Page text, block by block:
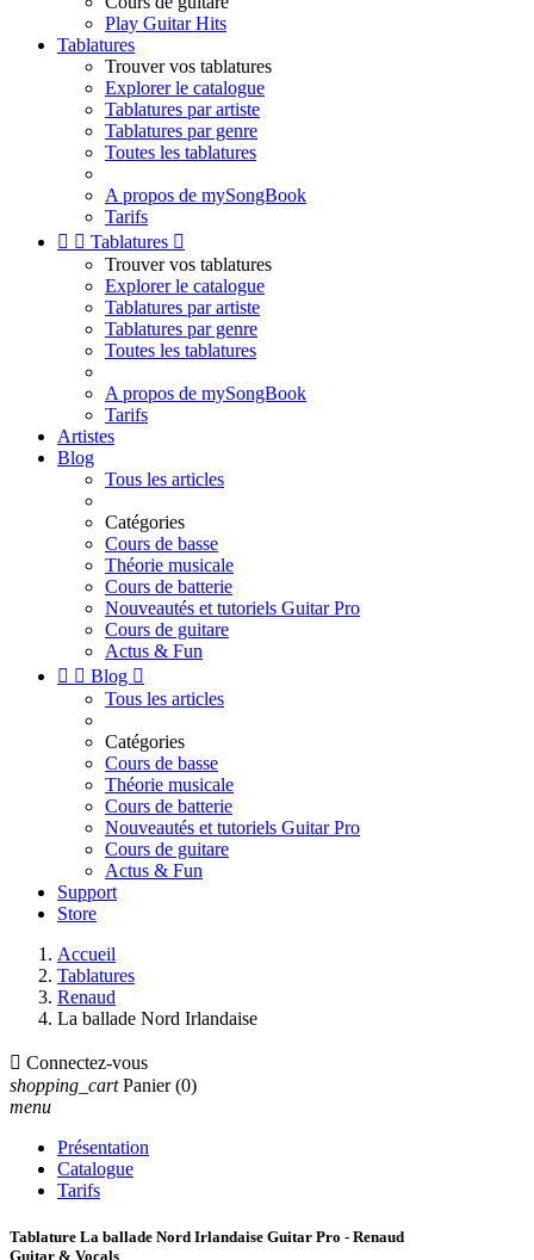
Play Guitar Hits
Tablatures
Trouver vos tablatures
Explorer le catalogue
Tablatures par artiste
Tablatures par genre
Toutes les tablatures
A propos de mySongBook
Tarifs
  Tablatures 
Trouver vos tablatures
Explorer le catalogue
Tablatures par artiste
Tablatures par genre
Toutes les tablatures
A propos de mySongBook
Tarifs
Artistes
Blog
Tous les articles
Catégories
Cours de basse
Théorie musicale
Cours de batterie
Nouveautés et tutoriels Guitar Pro
Cours de guitare
Actus & Fun
  Blog 
Tous les articles
Catégories
Cours de basse
Théorie musicale
Cours de batterie
Nouveautés et tutoriels Guitar Pro
Cours de guitare
Actus & Fun
Support
Store
Accueil
Tablatures
Renaud
La ballade Nord Irlandaise
 Connectez-vous
shopping_cart Panier (0)
menu
Présentation
Catalogue
Tarifs
Tablature La ballade Nord Irlandaise Guitar Pro - Renaud
Guitar & Vocals